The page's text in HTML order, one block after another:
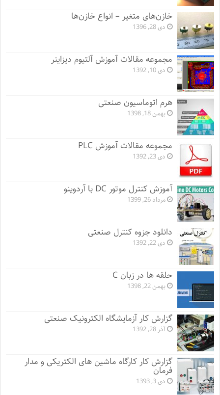
خازن‌های متغیر – انواع خازن‌ها
دی 28, 1396
مجموعه مقالات آموزش آلتیوم دیزاینر
دی 10, 1392
هرم اتوماسیون صنعتی
بهمن 18, 1398
مجموعه مقالات آموزش PLC
دی 23, 1392
آموزش کنترل موتور DC با آردوینو
مرداد 26, 1399
دانلود جزوه کنترل صنعتی
دی 22, 1392
حلقه ها در زبان C
بهمن 22, 1398
گزارش کار آزمایشگاه الکترونیک صنعتی
آذر 28, 1392
گزارش کار کارگاه ماشین های الکتریکی و مدار
فرمان
دی 3, 1393